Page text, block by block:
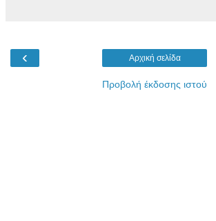
‹ Αρχική σελίδα
Προβολή έκδοσης ιστού